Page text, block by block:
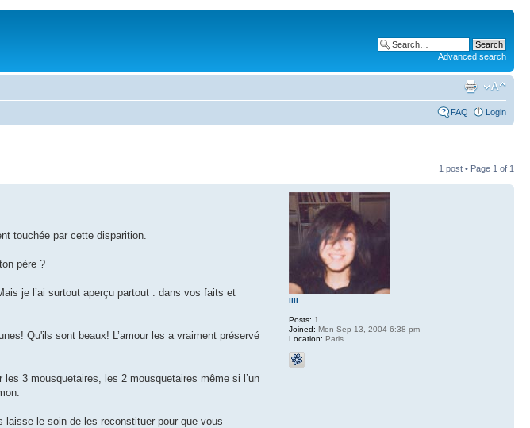
Advanced search
FAQ Login
1 post • Page 1 of 1
touchée par cette disparition.
père ?
je l’ai surtout aperçu partout : dans vos faits et
Qu'ils sont beaux! L’amour les a vraiment préservé
3 mousquetaires, les 2 mousquetaires même si l’un
laisse le soin de les reconstituer pour que vous
lili
Posts: 1
Joined: Mon Sep 13, 2004 6:38 pm
Location: Paris